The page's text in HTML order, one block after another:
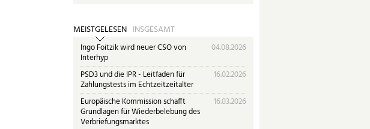
MEISTGELESEN INSGESAMT
04.08.2026
Ingo Foitzik wird neuer CSO von
Interhyp
16.02.2026
PSD3 und die IPR - Leitfaden für
Zahlungstests im Echtzeitzeitalter
16.03.2026
Europäische Kommission schafft
Grundlagen für Wiederbelebung des
Verbriefungsmarktes